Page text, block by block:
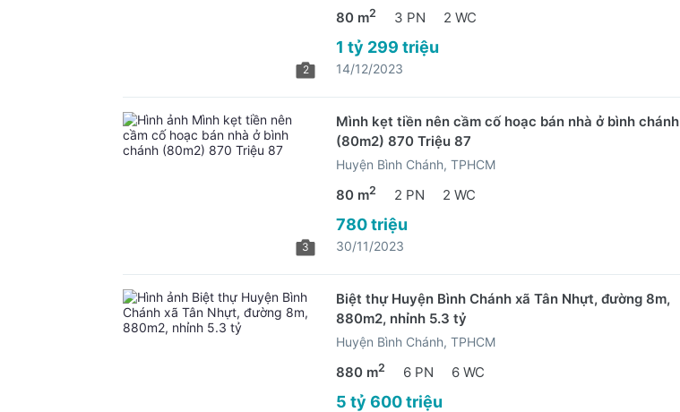
2
80 m2 3 PN 2 WC
1 tỷ 299 triệu
14/12/2023
3
Mình kẹt tiền nên cầm cố hoạc bán nhà ở bình chánh
(80m2) 870 Triệu 87
Huyện Bình Chánh, TPHCM
80 m2 2 PN 2 WC
780 triệu
30/11/2023
Biệt thự Huyện Bình Chánh xã Tân Nhựt, đường 8m,
880m2, nhỉnh 5.3 tỷ
Huyện Bình Chánh, TPHCM
880 m2 6 PN 6 WC
5 tỷ 600 triệu